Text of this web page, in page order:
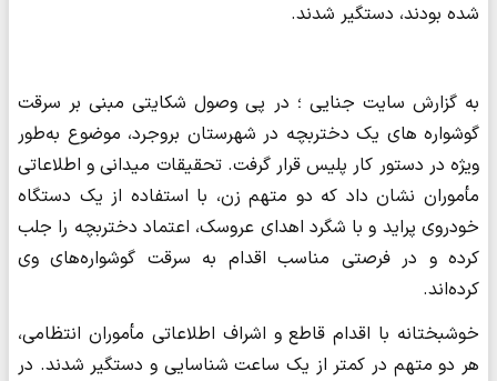
شده بودند، دستگیر شدند.
به گزارش سایت جنایی ؛ در پی وصول شکایتی مبنی بر سرقت
گوشواره‌ های یک دختربچه در شهرستان بروجرد، موضوع به‌طور
ویژه در دستور کار پلیس قرار گرفت. تحقیقات میدانی و اطلاعاتی
مأموران نشان داد که دو متهم زن، با استفاده از یک دستگاه
خودروی پراید و با شگرد اهدای عروسک، اعتماد دختربچه را جلب
کرده و در فرصتی مناسب اقدام به سرقت گوشواره‌های وی
کرده‌اند.
خوشبختانه با اقدام قاطع و اشراف اطلاعاتی مأموران انتظامی،
هر دو متهم در کمتر از یک ساعت شناسایی و دستگیر شدند. در